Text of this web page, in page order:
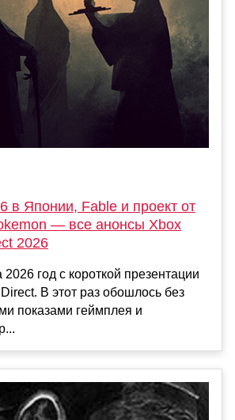
в Японии, Fable и проект от
— все анонсы Xbox
2026
год с короткой презентации
В этот раз обошлось без
показами геймплея и